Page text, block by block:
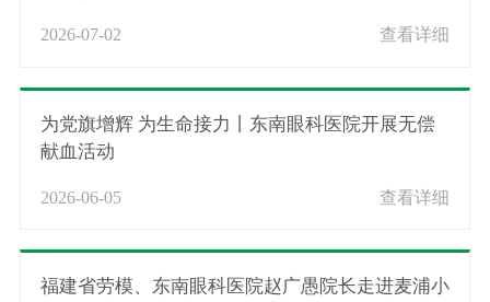
2026-07-02 查看详细
为党旗增辉 为生命接力丨东南眼科医院开展无偿
献血活动
2026-06-05 查看详细
福建省劳模、东南眼科医院赵广愚院长走进麦浦小